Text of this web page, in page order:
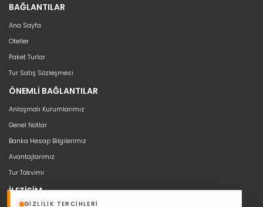
GIZLILIK TERCIHLERI
BAĞLANTILAR
Ana Sayfa
Oteller
Paket Turlar
Tur Satış Sözleşmesi
ÖNEMLİ BAĞLANTILAR
Anlaşmalı Kurumlarımız
Genel Notlar
Banka Hesap Bilgilerimiz
Avantajlarımız
Tur Takvimi
İLETİŞİM